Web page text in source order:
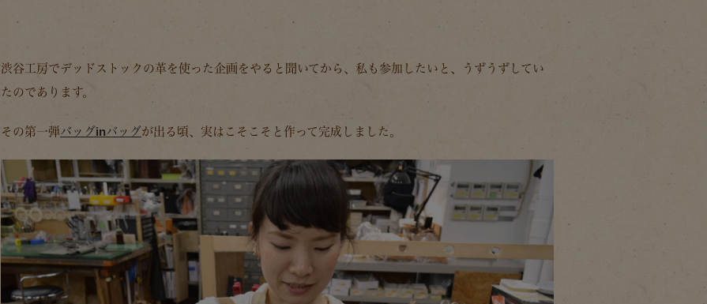
渋谷工房でデッドストックの革を使った企画をやると聞いてから、私も参加したいと、うずうずしてい
たのであります。
その第一弾バッグinバッグが出る頃、実はこそこそと作って完成しました。